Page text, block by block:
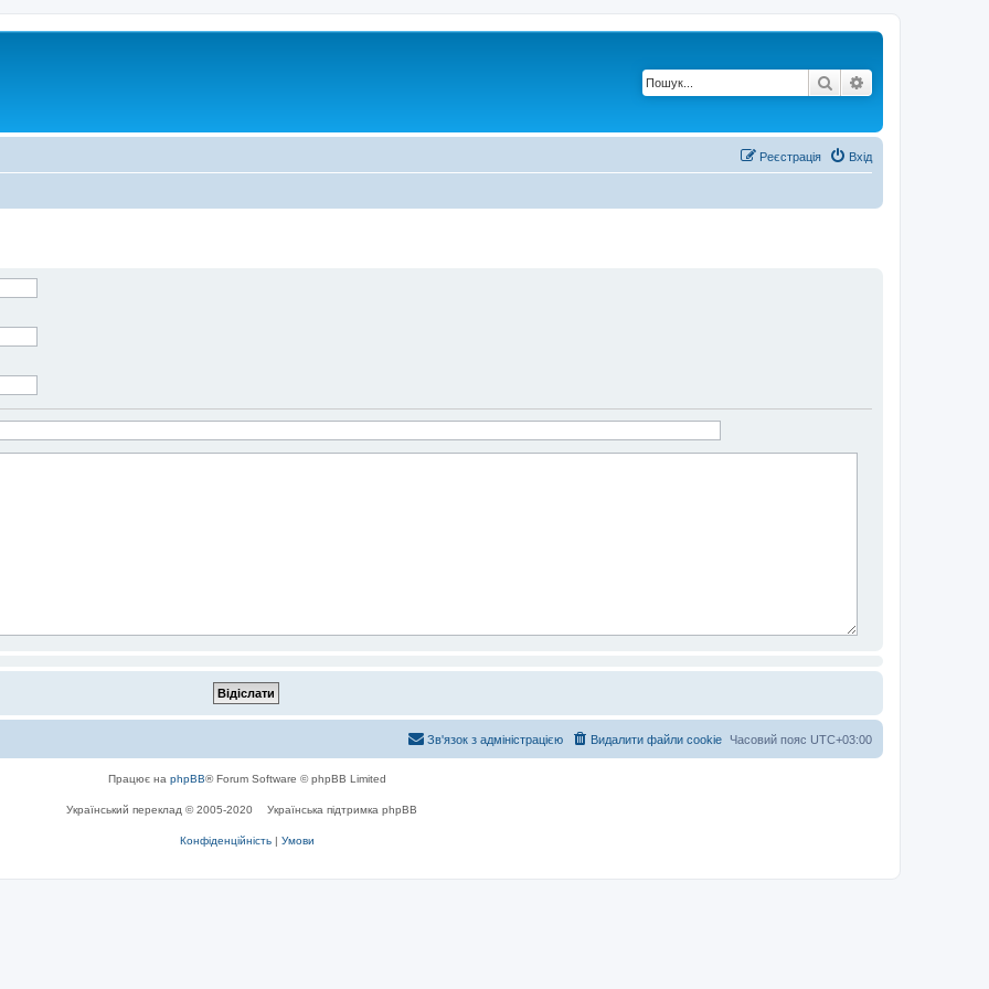
Пошук
Вхід
Реєстрація
Часовий пояс UTC+03:00
Видалити файли cookie
Зв'язок з адміністрацією
Працює на phpBB® Forum Software © phpBB Limited
Український переклад © 2005-2020 Українська підтримка phpBB
Конфіденційність | Умови